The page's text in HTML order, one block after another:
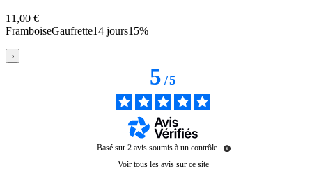
11,00 €
FramboiseGaufrette14 jours15%
›
5/5
Basé sur 2 avis soumis à un contrôle
Voir tous les avis sur ce site